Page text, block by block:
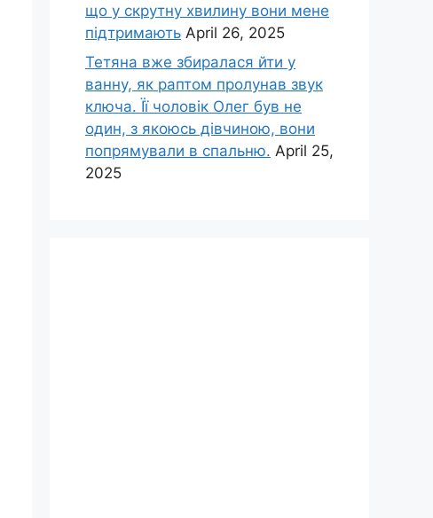
що у скрутну хвилину вони мене
підтримають April 26, 2025
Тетяна вже збиралася йти у
ванну, як раптом пролунав звук
ключа. Її чоловік Олег був не
один, з якоюсь дівчиною, вони
попрямували в спальню. April 25,
2025